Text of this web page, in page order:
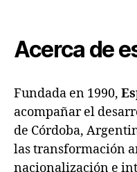
Acerca de
Fundada en 1990,
acompañar el
de Córdoba,
las transformación
nacionalización e